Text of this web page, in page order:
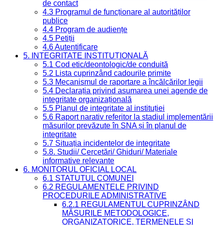
de contact
4.3 Programul de funcționare al autorităților
publice
4.4 Program de audiențe
4.5 Petiții
4.6 Autentificare
5. INTEGRITATE INSTITUȚIONALĂ
5.1 Cod etic/deontologic/de conduită
5.2 Lista cuprinzând cadourile primite
5.3 Mecanismul de raportare a încălcărilor legii
5.4 Declarația privind asumarea unei agende de
integritate organizațională
5.5 Planul de integritate al instituției
5.6 Raport narativ referitor la stadiul implementării
măsurilor prevăzute în SNA și în planul de
integritate
5.7 Situația incidentelor de integritate
5.8. Studii/ Cercetări/ Ghiduri/ Materiale
informative relevante
6. MONITORUL OFICIAL LOCAL
6.1 STATUTUL COMUNEI
6.2 REGULAMENTELE PRIVIND
PROCEDURILE ADMINISTRATIVE
6.2.1 REGULAMENTUL CUPRINZÂND
MĂSURILE METODOLOGICE,
ORGANIZATORICE, TERMENELE ȘI